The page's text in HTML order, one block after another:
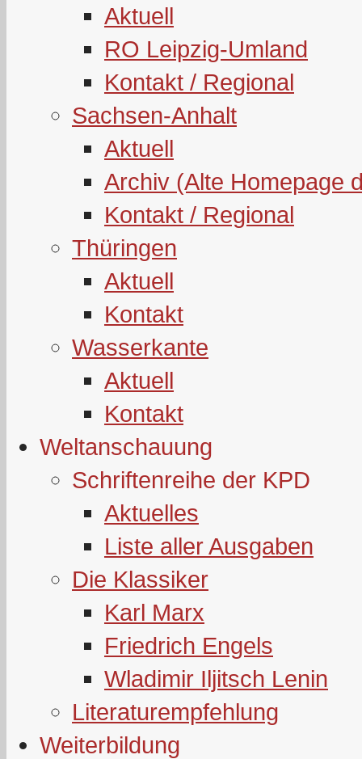
Aktuell
RO Leipzig-Umland
Kontakt / Regional
Sachsen-Anhalt
Aktuell
Archiv (Alte Homepage
Kontakt / Regional
Thüringen
Aktuell
Kontakt
Wasserkante
Aktuell
Kontakt
Weltanschauung
Schriftenreihe der KPD
Aktuelles
Liste aller Ausgaben
Die Klassiker
Karl Marx
Friedrich Engels
Wladimir Iljitsch Lenin
Literaturempfehlung
Weiterbildung